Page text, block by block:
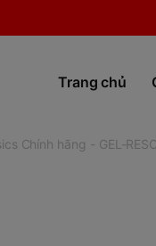
Trang chủ
Chính hãng - GEL-